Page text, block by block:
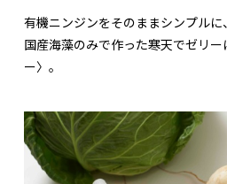
有機ニンジンをそのままシンプルに、
国産海藻のみで作った寒天でゼリー
ー〉。